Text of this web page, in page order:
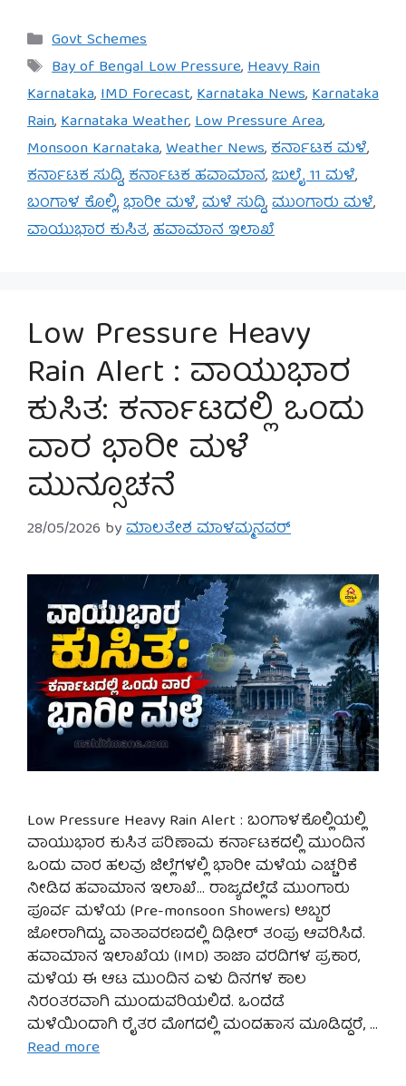
Categories
Govt Schemes
Tags
Bay of Bengal Low Pressure,Heavy Rain
Karnataka,IMD Forecast,Karnataka News,Karnataka
Rain,Karnataka Weather,Low Pressure Area,
Monsoon Karnataka,Weather News,ಕರ್ನಾಟಕ ಮಳೆ,
ಕರ್ನಾಟಕ ಸುದ್ದಿ,ಕರ್ನಾಟಕ ಹವಾಮಾನ,ಜುಲೈ 11 ಮಳೆ,
ಬಂಗಾಳ ಕೊಲ್ಲಿ,ಭಾರೀ ಮಳೆ,ಮಳೆ ಸುದ್ದಿ,ಮುಂಗಾರು ಮಳೆ,
ವಾಯುಭಾರ ಕುಸಿತ,ಹವಾಮಾನ ಇಲಾಖೆ
Low Pressure Heavy
Rain Alert : ವಾಯುಭಾರ
ಕುಸಿತ: ಕರ್ನಾಟದಲ್ಲಿ ಒಂದು
ವಾರ ಭಾರೀ ಮಳೆ
ಮುನ್ಸೂಚನೆ
28/05/2026 byಮಾಲತೇಶ ಮಾಳಮ್ಮನವರ್
Low Pressure Heavy Rain Alert : ಬಂಗಾಳಕೊಲ್ಲಿಯಲ್ಲಿ
ವಾಯುಭಾರ ಕುಸಿತ ಪರಿಣಾಮ ಕರ್ನಾಟಕದಲ್ಲಿ ಮುಂದಿನ
ಒಂದು ವಾರ ಹಲವು ಜಿಲ್ಲೆಗಳಲ್ಲಿ ಭಾರೀ ಮಳೆಯ ಎಚ್ಚರಿಕೆ
ನೀಡಿದ ಹವಾಮಾನ ಇಲಾಖೆ… ರಾಜ್ಯದೆಲ್ಲೆಡೆ ಮುಂಗಾರು
ಪೂರ್ವ ಮಳೆಯ (Pre-monsoon Showers) ಅಬ್ಬರ
ಜೋರಾಗಿದ್ದು, ವಾತಾವರಣದಲ್ಲಿ ದಿಢೀರ್ ತಂಪು ಆವರಿಸಿದೆ.
ಹವಾಮಾನ ಇಲಾಖೆಯ (IMD) ತಾಜಾ ವರದಿಗಳ ಪ್ರಕಾರ,
ಮಳೆಯ ಈ ಆಟ ಮುಂದಿನ ಏಳು ದಿನಗಳ ಕಾಲ
ನಿರಂತರವಾಗಿ ಮುಂದುವರಿಯಲಿದೆ. ಒಂದೆಡೆ
ಮಳೆಯಿಂದಾಗಿ ರೈತರ ಮೊಗದಲ್ಲಿ ಮಂದಹಾಸ ಮೂಡಿದ್ದರೆ, …
Read more